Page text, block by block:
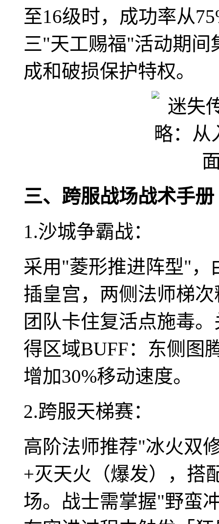
至16级时，成功率从
三"天工赐福"活动期间
成和破损保护特权。
三、跨服战场战术手册
1.沙城争霸战：
采用"菱形推进阵型"，
插皇宫，两侧法师梯
团队卡住复活点施毒
得区域BUFF：东侧图
增加30%移动速度。
2.跨服天梯赛：
高阶法师推荐"冰火双
+灭天火（爆发），搭
场。战士需掌握"野蛮